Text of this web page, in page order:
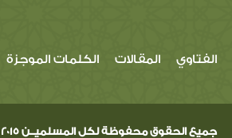
الفتاوي المقالات الكلمات الموجزة
جميع الحقوق محفوظة لكل المسلميــن 2015 ©